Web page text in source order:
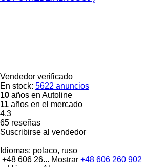
Vendedor verificado
En stock: 5622 anuncios
10 años en Autoline
11 años en el mercado
4.3
65 reseñas
Suscribirse al vendedor
Idiomas: polaco, ruso
+48 606 26... Mostrar +48 606 260 902